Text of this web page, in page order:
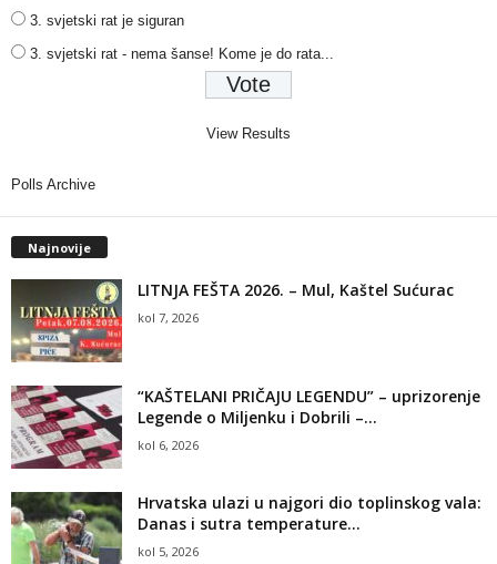
3. svjetski rat je siguran
3. svjetski rat - nema šanse! Kome je do rata...
View Results
Polls Archive
Najnovije
LITNJA FEŠTA 2026. – Mul, Kaštel Sućurac
kol 7, 2026
“KAŠTELANI PRIČAJU LEGENDU” – uprizorenje
Legende o Miljenku i Dobrili –...
kol 6, 2026
Hrvatska ulazi u najgori dio toplinskog vala:
Danas i sutra temperature...
kol 5, 2026